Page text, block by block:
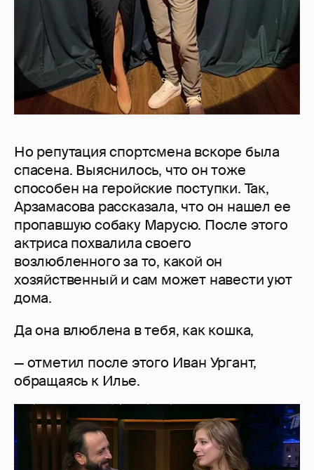
Но репутация спортсмена вскоре была
спасена. Выяснилось, что он тоже
способен на геройские поступки. Так,
Арзамасова рассказала, что он нашел ее
пропавшую собаку Марусю. После этого
актриса похвалила своего
возлюбленного за то, какой он
хозяйственный и сам может навести уют
дома.
Да она влюблена в тебя, как кошка,
— отметил после этого Иван Ургант,
обращаясь к Илье.